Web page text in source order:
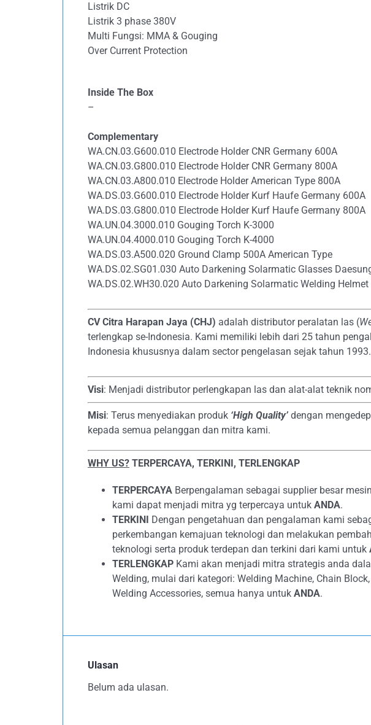
Listrik DC
Listrik 3 phase 380V
Multi Fungsi: MMA & Gouging
Over Current Protection
Inside The Box
–
Complementary
WA.CN.03.G600.010 Electrode Holder CNR Germany 600A
WA.CN.03.G800.010 Electrode Holder CNR Germany 800A
WA.CN.03.A800.010 Electrode Holder American Type 800A
WA.DS.03.G600.010 Electrode Holder Kurf Haufe Germany 600A
WA.DS.03.G800.010 Electrode Holder Kurf Haufe Germany 800A
WA.UN.04.3000.010 Gouging Torch K-3000
WA.UN.04.4000.010 Gouging Torch K-4000
WA.DS.03.A500.020 Ground Clamp 500A American Type
WA.DS.02.SG01.030 Auto Darkening Solarmatic Glasses
WA.DS.02.WH30.020 Auto Darkening Solarmatic Welding
CV Citra Harapan Jaya (CHJ) adalah distributor peralatan las (
terlengkap se-Indonesia. Kami memiliki lebih dari 25 tahun
Indonesia khususnya dalam sector pengelasan sejak tahun 1993.
Visi: Menjadi distributor perlengkapan las dan alat-alat teknik
Misi: Terus menyediakan produk ‘High Quality’ dengan
kepada semua pelanggan dan mitra kami.
WHY US? TERPERCAYA, TERKINI, TERLENGKAP
TERPERCAYA Berpengalaman sebagai supplier besar
kami dapat menjadi mitra yg terpercaya untuk ANDA.
TERKINI Dengan pengetahuan dan pengalaman kami
perkembangan kemajuan teknologi dan melakukan
teknologi serta produk terdepan dan terkini dari kami untuk
TERLENGKAP Kami akan menjadi mitra strategis anda
Welding, mulai dari kategori: Welding Machine, Chain
Welding Accessories, semua hanya untuk ANDA.
Ulasan
Belum ada ulasan.